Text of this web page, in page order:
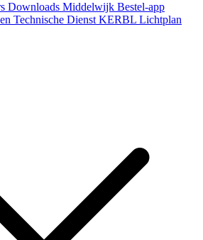
Downloads Middelwijk Bestel-app
Technische Dienst KERBL Lichtplan